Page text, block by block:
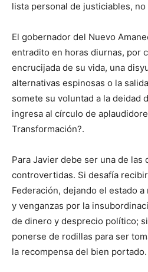
lista personal de justiciables,
El gobernador del Nuevo
entradito en horas diurnas, por
encrucijada de su vida, una
alternativas espinosas o la
somete su voluntad a la deidad
ingresa al círculo de
Transformación?.
Para Javier debe ser una de las
controvertidas. Si desafía
Federación, dejando el estado
y venganzas por la
de dinero y desprecio político;
ponerse de rodillas para ser
la recompensa del bien portado.